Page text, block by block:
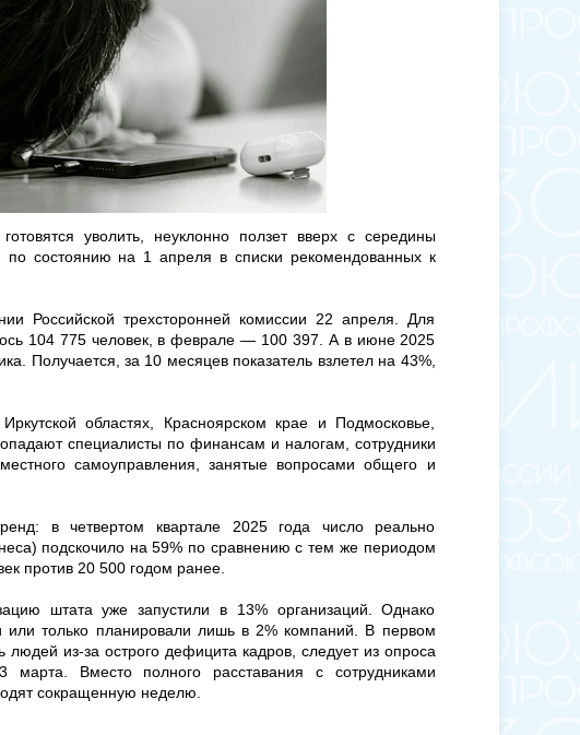
уволить, неуклонно ползет вверх с середины
по состоянию на 1 апреля в списки рекомендованных к
Российской трехсторонней комиссии 22 апреля. Для
104 775 человек, в феврале — 100 397. А в июне 2025
Получается, за 10 месяцев показатель взлетел на 43%,
областях, Красноярском крае и Подмосковье,
специалисты по финансам и налогам, сотрудники
самоуправления, занятые вопросами общего и
в четвертом квартале 2025 года число реально
подскочило на 59% по сравнению с тем же периодом
против 20 500 годом ранее.
штата уже запустили в 13% организаций. Однако
только планировали лишь в 2% компаний. В первом
людей из-за острого дефицита кадров, следует из опроса
марта. Вместо полного расставания с сотрудниками
сокращенную неделю.